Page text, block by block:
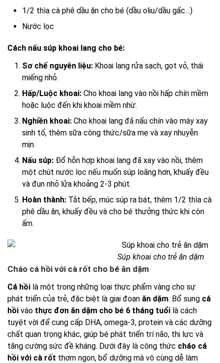
1/2 thìa cà phê dầu ăn cho bé (dầu oliu/dầu gấc…)
Nước lọc
Cách nấu súp khoai lang cho bé:
Sơ chế nguyên liệu: Khoai lang rửa sạch, gọt vỏ, thái
miếng nhỏ.
Hấp/Luộc khoai: Cho khoai lang vào nồi hấp chín mềm
hoặc luộc đến khi khoai mềm nhừ.
Nghiền khoai: Cho khoai lang đã nấu chín vào máy xay
sinh tố, thêm sữa công thức/sữa mẹ và xay nhuyễn
mịn.
Nấu súp: Đổ hỗn hợp khoai lang đã xay vào nồi, thêm
một chút nước lọc nếu muốn súp loãng hơn, khuấy đều
và đun nhỏ lửa khoảng 2-3 phút.
Hoàn thành: Tắt bếp, múc súp ra bát, thêm 1/2 thìa cà
phê dầu ăn, khuấy đều và cho bé thưởng thức khi còn
ấm.
Súp khoai cho trẻ ăn dặm
Cháo cá hồi với cà rốt cho bé ăn dặm
Cá hồi là một trong những loại thực phẩm vàng cho sự
phát triển của trẻ, đặc biệt là giai đoạn ăn dặm. Bổ sung cá
hồi vào thực đơn ăn dặm cho bé 6 tháng tuổi là cách
tuyệt vời để cung cấp DHA, omega-3, protein và các dưỡng
chất quan trọng khác, giúp bé phát triển trí não, thị lực và
tăng cường sức đề kháng. Dưới đây là công thức cháo cá
hồi với cà rốt thơm ngon, bổ dưỡng mà vô cùng dễ làm